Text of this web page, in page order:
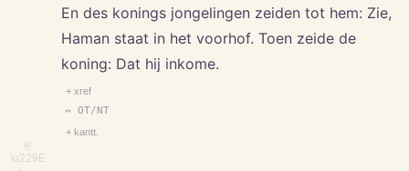
⎘
\u229E
En des konings jongelingen zeiden tot hem: Zie,
Haman staat in het voorhof. Toen zeide de
koning: Dat hij inkome.
+ xref
↔ OT/NT
+ kantt.